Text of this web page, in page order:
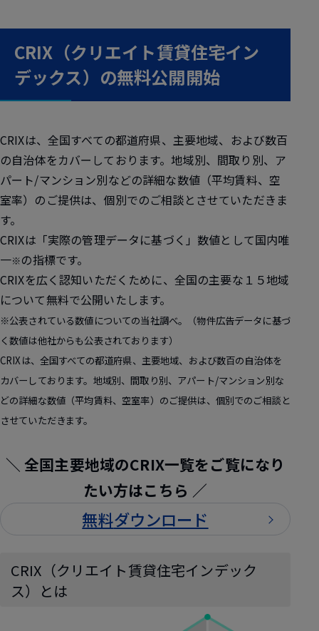
CRIX（クリエイト賃貸住宅イン
デックス）の無料公開開始
CRIXは、全国すべての都道府県、主要地域、および数百
の自治体をカバーしております。地域別、間取り別、ア
パート/マンション別などの詳細な数値（平均賃料、空
室率）のご提供は、個別でのご相談とさせていただきま
す。
CRIXは「実際の管理データに基づく」数値として国内唯
一※の指標です。
CRIXを広く認知いただくために、全国の主要な１５地域
について無料で公開いたします。
※公表されている数値についての当社調べ。（物件広告データに基づ
く数値は他社からも公表されております）
CRIXは、全国すべての都道府県、主要地域、および数百の自治体を
カバーしております。地域別、間取り別、アパート/マンション別な
どの詳細な数値（平均賃料、空室率）のご提供は、個別でのご相談と
させていただきます。
＼ 全国主要地域のCRIX一覧をご覧になり
たい方はこちら ／
無料ダウンロード
CRIX（クリエイト賃貸住宅インデック
ス）とは